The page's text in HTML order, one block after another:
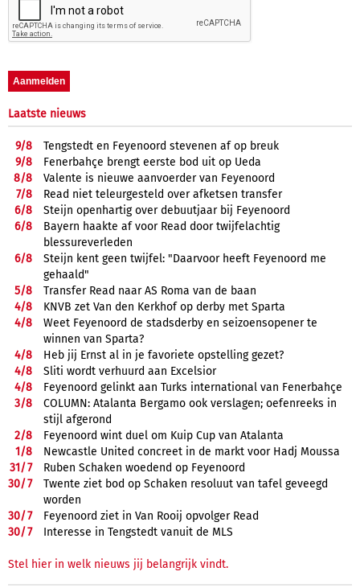
Laatste nieuws
9/8
Tengstedt en Feyenoord stevenen af op breuk
9/8
Fenerbahçe brengt eerste bod uit op Ueda
8/8
Valente is nieuwe aanvoerder van Feyenoord
7/8
Read niet teleurgesteld over afketsen transfer
6/8
Steijn openhartig over debuutjaar bij Feyenoord
6/8
Bayern haakte af voor Read door twijfelachtig
blessureverleden
6/8
Steijn kent geen twijfel: "Daarvoor heeft Feyenoord me
gehaald"
5/8
Transfer Read naar AS Roma van de baan
4/8
KNVB zet Van den Kerkhof op derby met Sparta
4/8
Weet Feyenoord de stadsderby en seizoensopener te
winnen van Sparta?
4/8
Heb jij Ernst al in je favoriete opstelling gezet?
4/8
Sliti wordt verhuurd aan Excelsior
4/8
Feyenoord gelinkt aan Turks international van Fenerbahçe
3/8
COLUMN: Atalanta Bergamo ook verslagen; oefenreeks in
stijl afgerond
2/8
Feyenoord wint duel om Kuip Cup van Atalanta
1/8
Newcastle United concreet in de markt voor Hadj Moussa
31/7
Ruben Schaken woedend op Feyenoord
30/7
Twente ziet bod op Schaken resoluut van tafel geveegd
worden
30/7
Feyenoord ziet in Van Rooij opvolger Read
30/7 Interesse in Tengstedt vanuit de MLS
Stel hier in welk nieuws jij belangrijk vindt.